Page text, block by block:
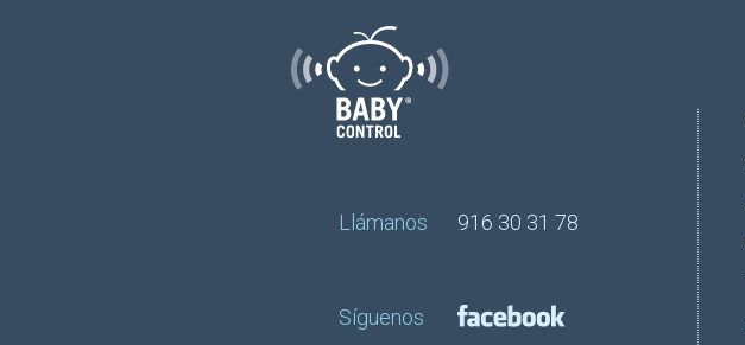
Llámanos 916 30 31 78
Síguenos